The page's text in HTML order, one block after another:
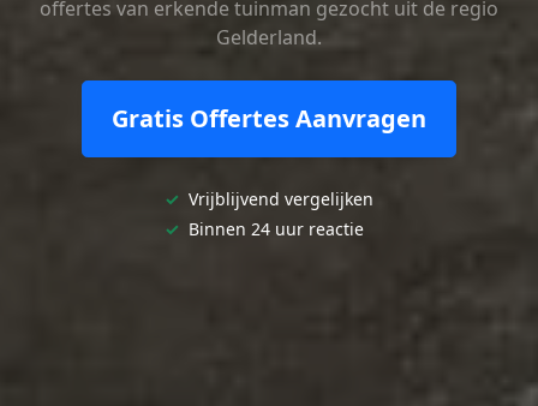
offertes van erkende tuinman gezocht uit de regio
Gelderland.
Gratis Offertes Aanvragen
✓ Vrijblijvend vergelijken
✓ Binnen 24 uur reactie